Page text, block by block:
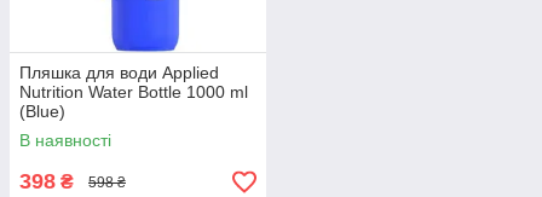
Пляшка для води Applied
Nutrition Water Bottle 1000 ml
(Blue)
В наявності
398 ₴ 598 ₴